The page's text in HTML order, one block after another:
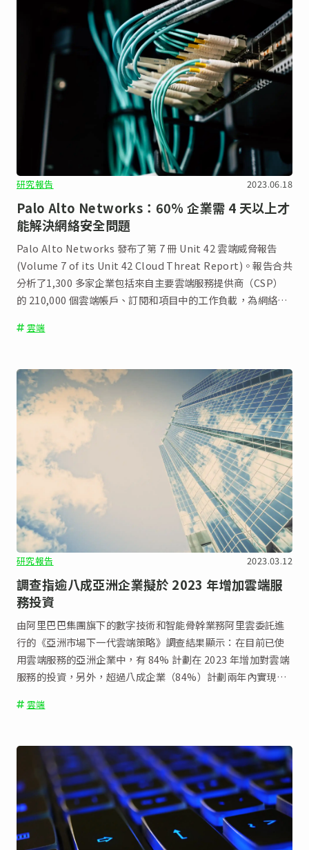
研究報告 2023.06.18
Palo Alto Networks：60% 企業需 4 天以上才
能解決網絡安全問題
Palo Alto Networks 發布了第 7 冊 Unit 42 雲端威脅報告
(Volume 7 of its Unit 42 Cloud Threat Report)。報告合共
分析了1,300 多家企業包括來自主要雲端服務提供商（CSP）
的 210,000 個雲端帳戶、訂閱和項目中的工作負載，為網絡安
雲端
研究報告 2023.03.12
調查指逾八成亞洲企業擬於 2023 年增加雲端服
務投資
由阿里巴巴集團旗下的數字技術和智能骨幹業務阿里雲委託進
行的《亞洲市場下一代雲端策略》調查結果顯示：在目前已使
用雲端服務的亞洲企業中，有 84% 計劃在 2023 年增加對雲端
服務的投資，另外，超過八成企業（84%）計劃兩年內實現全
雲端